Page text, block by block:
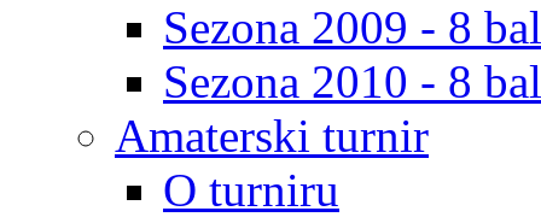
Sezona 2009 - 8
Sezona 2010 - 8
Amaterski turnir
O turniru